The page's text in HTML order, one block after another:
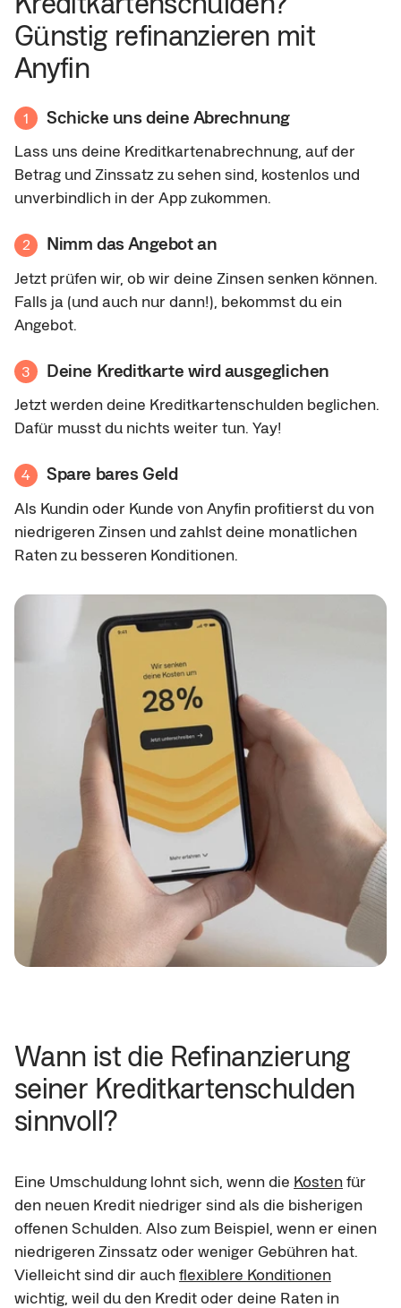
Günstig refinanzieren mit
Anyfin
1 Schicke uns deine Abrechnung
Lass uns deine Kreditkartenabrechnung, auf der
Betrag und Zinssatz zu sehen sind, kostenlos und
unverbindlich in der App zukommen.
2 Nimm das Angebot an
Jetzt prüfen wir, ob wir deine Zinsen senken können.
Falls ja (und auch nur dann!), bekommst du ein
Angebot.
3 Deine Kreditkarte wird ausgeglichen
Jetzt werden deine Kreditkartenschulden beglichen.
Dafür musst du nichts weiter tun. Yay!
4 Spare bares Geld
Als Kundin oder Kunde von Anyfin profitierst du von
niedrigeren Zinsen und zahlst deine monatlichen
Raten zu besseren Konditionen.
Wann ist die Refinanzierung
seiner Kreditkartenschulden
sinnvoll?
Eine Umschuldung lohnt sich, wenn die Kosten für
den neuen Kredit niedriger sind als die bisherigen
offenen Schulden. Also zum Beispiel, wenn er einen
niedrigeren Zinssatz oder weniger Gebühren hat.
Vielleicht sind dir auch flexiblere Konditionen
wichtig, weil du den Kredit oder deine Raten in